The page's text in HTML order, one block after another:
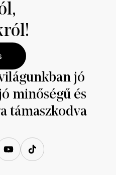
jó
minőségű és
támaszkodva